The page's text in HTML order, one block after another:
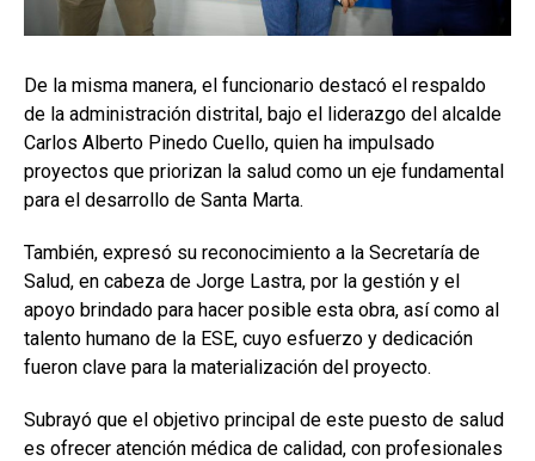
De la misma manera, el funcionario destacó el respaldo
de la administración distrital, bajo el liderazgo del alcalde
Carlos Alberto Pinedo Cuello, quien ha impulsado
proyectos que priorizan la salud como un eje fundamental
para el desarrollo de Santa Marta.
También, expresó su reconocimiento a la Secretaría de
Salud, en cabeza de Jorge Lastra, por la gestión y el
apoyo brindado para hacer posible esta obra, así como al
talento humano de la ESE, cuyo esfuerzo y dedicación
fueron clave para la materialización del proyecto.
Subrayó que el objetivo principal de este puesto de salud
es ofrecer atención médica de calidad, con profesionales